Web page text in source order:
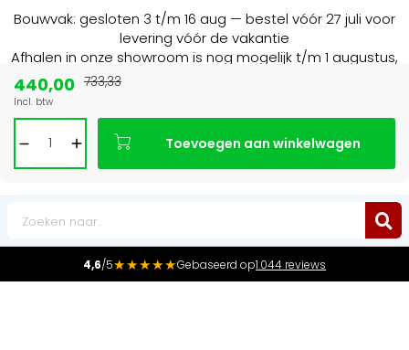
Bouwvak: gesloten 3 t/m 16 aug — bestel vóór 27 juli voor
levering vóór de vakantie
Afhalen in onze showroom is nog mogelijk t/m 1 augustus,
4,6/5★★★★★Gebaseerd op1.044 reviews
440,00
Incl. btw
733,33
Toevoegen aan winkelwagen